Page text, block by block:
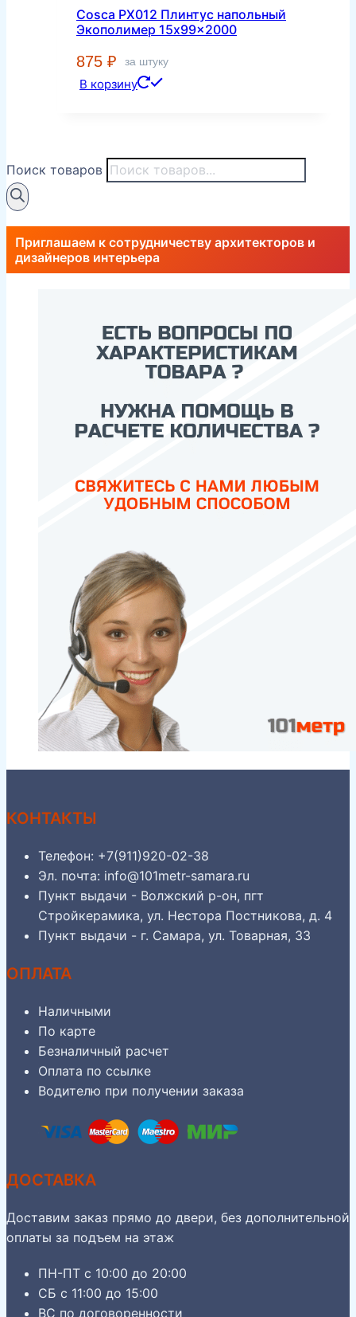
Cosca PX012 Плинтус напольный
Экополимер 15x99x2000
875 ₽ за штуку
В корзину
Поиск товаров
Приглашаем к сотрудничеству архитекторов и
дизайнеров интерьера
КОНТАКТЫ
Телефон: +7(911)920-02-38
Эл. почта: info@101metr-samara.ru
Пункт выдачи - Волжский р-он, пгт
Стройкерамика, ул. Нестора Постникова, д. 4
Пункт выдачи - г. Самара, ул. Товарная, 33
ОПЛАТА
Наличными
По карте
Безналичный расчет
Оплата по ссылке
Водителю при получении заказа
ДОСТАВКА
Доставим заказ прямо до двери, без дополнительной
оплаты за подъем на этаж
ПН-ПТ с 10:00 до 20:00
СБ с 11:00 до 15:00
ВС по договоренности